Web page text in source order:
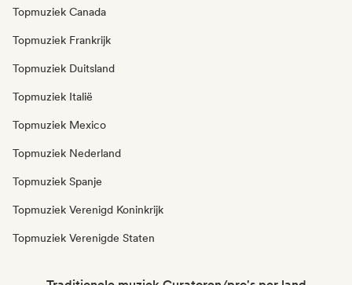
Topmuziek Canada
Topmuziek Frankrijk
Topmuziek Duitsland
Topmuziek Italië
Topmuziek Mexico
Topmuziek Nederland
Topmuziek Spanje
Topmuziek Verenigd Koninkrijk
Topmuziek Verenigde Staten